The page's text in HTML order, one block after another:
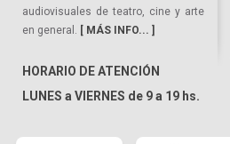
audiovisuales de teatro, cine y arte
en general. [ MÁS INFO... ]
HORARIO DE ATENCIÓN
LUNES a VIERNES de 9 a 19 hs.